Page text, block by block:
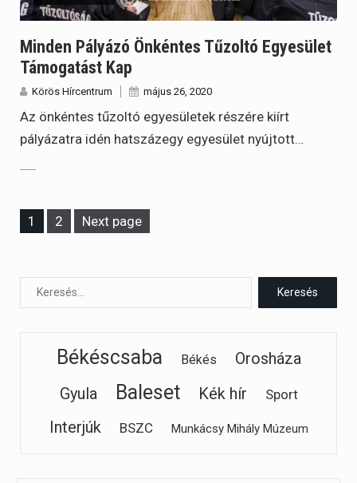
Minden Pályázó Önkéntes Tűzoltó Egyesület
Támogatást Kap
Körös Hírcentrum május 26, 2020
Az önkéntes tűzoltó egyesületek részére kiírt
pályázatra idén hatszázegy egyesület nyújtott…
Page
1 Page
2 Next page
Békéscsaba Békés
Orosháza
Gyula
Baleset Kék hír Sport
Interjúk BSZC Munkácsy Mihály Múzeum